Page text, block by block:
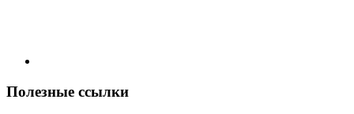
Полезные ссылки